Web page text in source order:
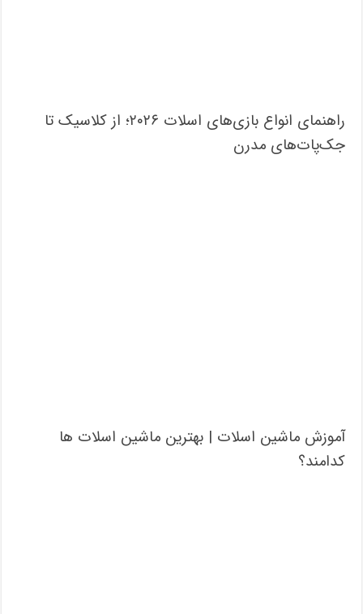
راهنمای انواع بازی‌های اسلات ۲۰۲۶؛ از کلاسیک تا
جک‌پات‌های مدرن
آموزش ماشین اسلات | بهترین ماشین اسلات ها
کدامند؟